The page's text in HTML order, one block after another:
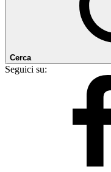
Cerca
Seguici su: